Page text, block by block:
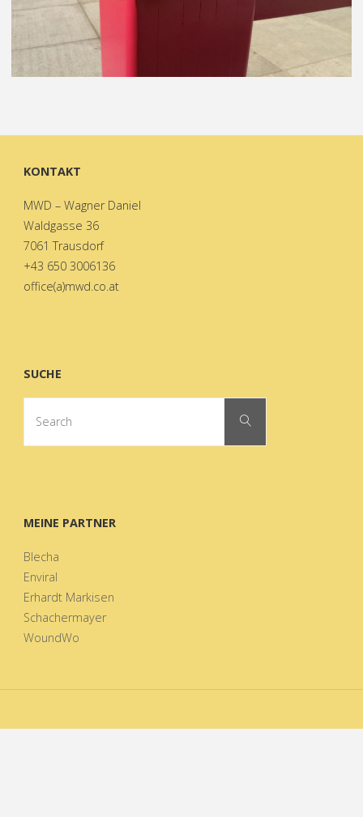
KONTAKT
MWD – Wagner Daniel
Waldgasse 36
7061 Trausdorf
+43 650 3006136
office(a)mwd.co.at
SUCHE
Search
MEINE PARTNER
Blecha
Enviral
Erhardt Markisen
Schachermayer
WoundWo